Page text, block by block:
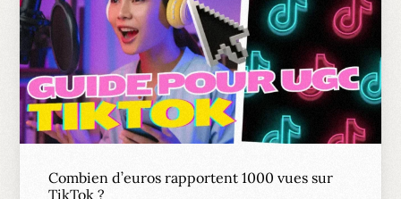
Combien d’euros rapportent 1000 vues sur
TikTok ?